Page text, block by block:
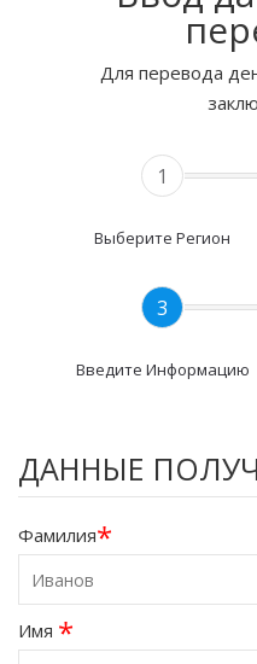
Для перевода
1
Выберите Регион
3
Введите Информацию
ДАННЫЕ
Фамилия*
Имя *